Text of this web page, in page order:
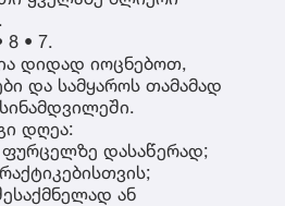
8 • 7.
დიდად იოცნებოთ,
და სამყაროს თამამად
დღეა:
დასაწერად;
ან